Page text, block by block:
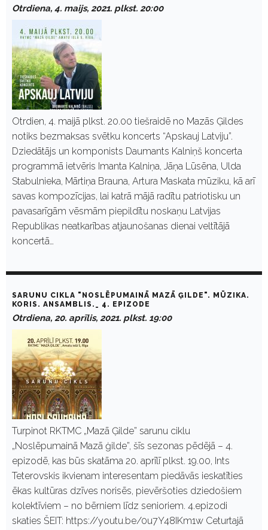
Otrdiena, 4. maijs, 2021. plkst. 20:00
Otrdien, 4. maijā plkst. 20.00 tiešraidē no Mazās Ģildes
notiks bezmaksas svētku koncerts “Apskauj Latviju”.
Dziedātājs un komponists Daumants Kalniņš koncerta
programmā ietvēris Imanta Kalniņa, Jāņa Lūsēna, Ulda
Stabulnieka, Mārtiņa Brauna, Artura Maskata mūziku, kā arī
savas kompozīcijas, lai katrā mājā radītu patriotisku un
pavasarīgām vēsmām piepildītu noskaņu Latvijas
Republikas neatkarības atjaunošanas dienai veltītājā
koncertā…
SARUNU CIKLA "NOSLĒPUMAINĀ MAZĀ ĢILDE". MŪZIKA.
KORIS. ANSAMBLIS._ 4. EPIZODE
Otrdiena, 20. aprīlis, 2021. plkst. 19:00
Turpinot RKTMC „Mazā Ģilde” sarunu ciklu
„Noslēpumainā Mazā ģilde”, šīs sezonas pēdējā – 4.
epizodē, kas būs skatāma 20. aprīlī plkst. 19.00, Ints
Teterovskis ikvienam interesentam piedāvās ieskatīties
ēkas kultūras dzīves norisēs, pievēršoties dziedošiem
kolektīviem – no bērniem līdz senioriem. 4.epizodi
skaties ŠEIT: https://youtu.be/0u7Y48IKm1w Ceturtajā